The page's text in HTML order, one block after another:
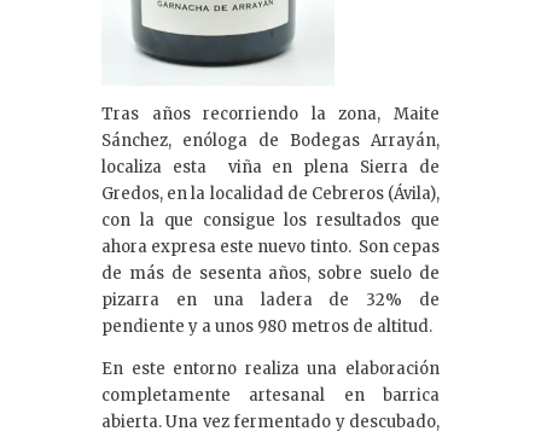
Tras años recorriendo la zona, Maite
Sánchez, enóloga de Bodegas Arrayán,
localiza esta viña en plena Sierra de
Gredos, en la localidad de Cebreros (Ávila),
con la que consigue los resultados que
ahora expresa este nuevo tinto. Son cepas
de más de sesenta años, sobre suelo de
pizarra en una ladera de 32% de
pendiente y a unos 980 metros de altitud.
En este entorno realiza una elaboración
completamente artesanal en barrica
abierta. Una vez fermentado y descubado,